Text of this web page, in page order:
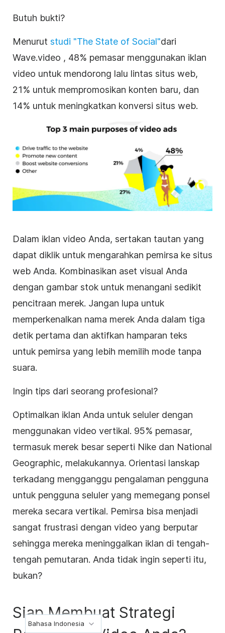
Butuh bukti?
Menurut studi "The State of Social"dari
Wave.video , 48% pemasar menggunakan iklan
video untuk mendorong lalu lintas situs web,
21% untuk mempromosikan konten baru, dan
14% untuk meningkatkan konversi situs web.
Dalam iklan video Anda, sertakan tautan yang
dapat diklik untuk mengarahkan pemirsa ke situs
web Anda. Kombinasikan aset visual Anda
dengan gambar stok untuk menangani sedikit
pencitraan merek. Jangan lupa untuk
memperkenalkan nama merek Anda dalam tiga
detik pertama dan aktifkan hamparan teks
untuk pemirsa yang lebih memilih mode tanpa
suara.
Ingin tips dari seorang profesional?
Optimalkan iklan Anda untuk seluler dengan
menggunakan video vertikal. 95% pemasar,
termasuk merek besar seperti Nike dan National
Geographic, melakukannya. Orientasi lanskap
terkadang mengganggu pengalaman pengguna
untuk pengguna seluler yang memegang ponsel
mereka secara vertikal. Pemirsa bisa menjadi
sangat frustrasi dengan video yang berputar
sehingga mereka meninggalkan iklan di tengah-
tengah pemutaran. Anda tidak ingin seperti itu,
bukan?
Siap Membuat Strategi
Bahasa Indonesia